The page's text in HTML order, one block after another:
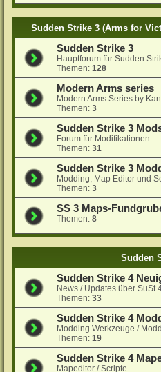
Sudden Strike 3 (Arms for
Sudden Strike 3
Hauptforum für Sudden
Themen:128
Modern Arms series
Modern Arms Series by
Themen:3
Sudden Strike 3
Forum für Modifikationen.
Themen:31
Sudden Strike 3
Modding, Map Editor und
Themen:3
SS 3 Maps-
Themen:8
Sudden
Sudden Strike 4
News / Updates über SuSt
Themen:33
Sudden Strike 4
Modding Werkzeuge /
Themen:19
Sudden Strike 4
Mapeditor / Scripte